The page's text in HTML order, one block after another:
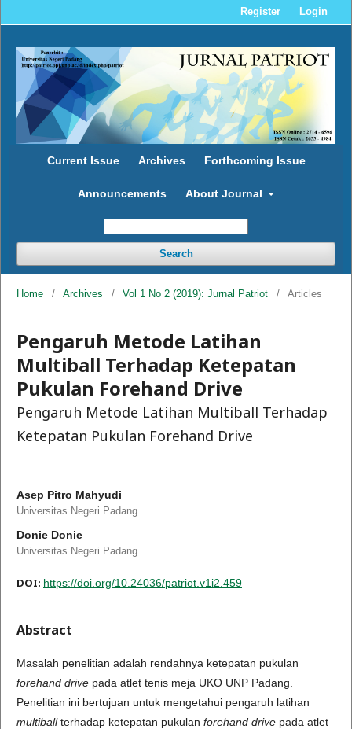
Current Issue Archives Forthcoming Issue
Announcements About Journal
Search
Register Login
Home / Archives / Vol 1 No 2 (2019): Jurnal Patriot / Articles
Pengaruh Metode Latihan
Multiball Terhadap Ketepatan
Pukulan Forehand Drive
Pengaruh Metode Latihan Multiball Terhadap
Ketepatan Pukulan Forehand Drive
Asep Pitro Mahyudi
Universitas Negeri Padang
Donie Donie
Universitas Negeri Padang
DOI: https://doi.org/10.24036/patriot.v1i2.459
Abstract
Masalah penelitian adalah rendahnya ketepatan pukulan
forehand drive pada atlet tenis meja UKO UNP Padang.
Penelitian ini bertujuan untuk mengetahui pengaruh latihan
multiballterhadap ketepatan pukulan forehand drive pada atlet